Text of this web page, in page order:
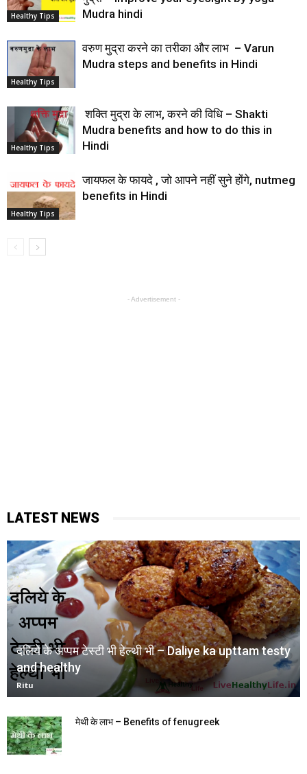
Healthy Tips
Mudra hindi
Healthy Tips
वरुण मुद्रा करने का तरीका और लाभ – Varun
Mudra steps and benefits in Hindi
Healthy Tips
शक्ति मुद्रा के लाभ, करने की विधि – Shakti
Mudra benefits and how to do this in
Hindi
Healthy Tips
जायफल के फायदे , जो आपने नहीं सुने होंगे, nutmeg
benefits in Hindi
- Advertisement -
LATEST NEWS
दलिये के अप्पम टेस्टी भी हेल्थी भी – Daliye ka upttam testy
and healthy
Ritu
मेथी के लाभ – Benefits of fenugreek